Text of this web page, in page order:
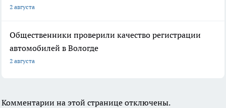
2 августа
Общественники проверили качество регистрации
автомобилей в Вологде
2 августа
Комментарии на этой странице отключены.